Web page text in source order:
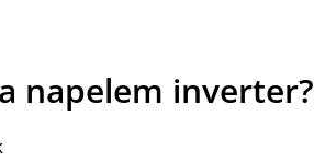
napelem inverter?